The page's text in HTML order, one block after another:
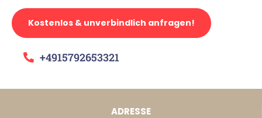
Kostenlos & unverbindlich anfragen!
+4915792653321
ADRESSE